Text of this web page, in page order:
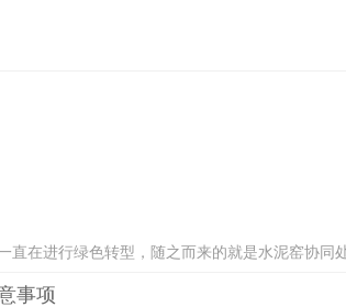
在进行绿色转型，随之而来的就是水泥窑协同处
事项